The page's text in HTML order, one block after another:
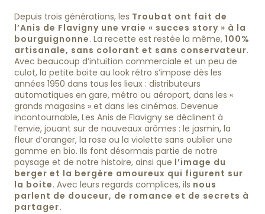
Depuis trois générations, les Troubat ont fait de
l’Anis de Flavigny une vraie « succes story » à la
bourguignonne. La recette est restée la même, 100%
artisanale, sans colorant et sans conservateur.
Avec beaucoup d’intuition commerciale et un peu de
culot, la petite boite au look rétro s’impose dès les
années 1950 dans tous les lieux : distributeurs
automatiques en gare, métro ou aéroport, dans les «
grands magasins » et dans les cinémas. Devenue
incontournable, Les Anis de Flavigny se déclinent à
l’envie, jouant sur de nouveaux arômes : le jasmin, la
fleur d’oranger, la rose ou la violette sans oublier une
gamme en bio. Ils font désormais partie de notre
paysage et de notre histoire, ainsi que l’image du
berger et la bergère amoureux qui figurent sur
la boite. Avec leurs regards complices, ils nous
parlent de douceur, de romance et de secrets à
partager.